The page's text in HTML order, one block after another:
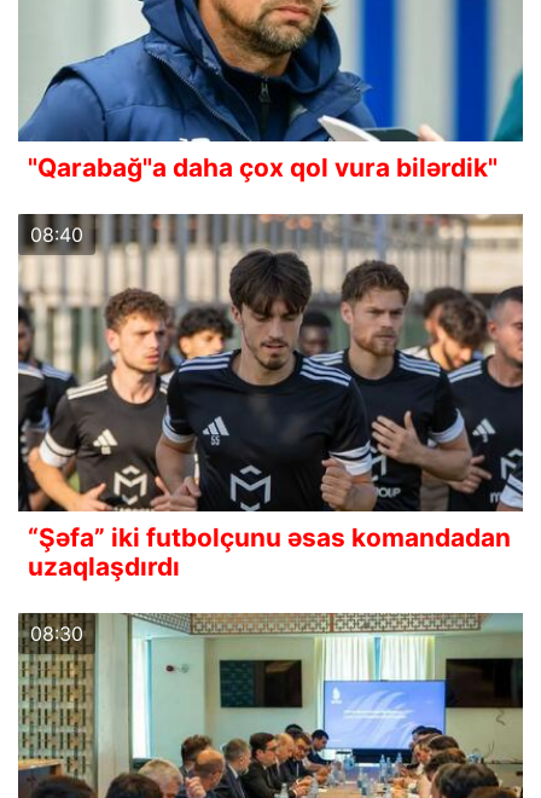
"Qarabağ"a daha çox qol vura bilərdik"
08:40
“Şəfa” iki futbolçunu əsas komandadan
uzaqlaşdırdı
08:30